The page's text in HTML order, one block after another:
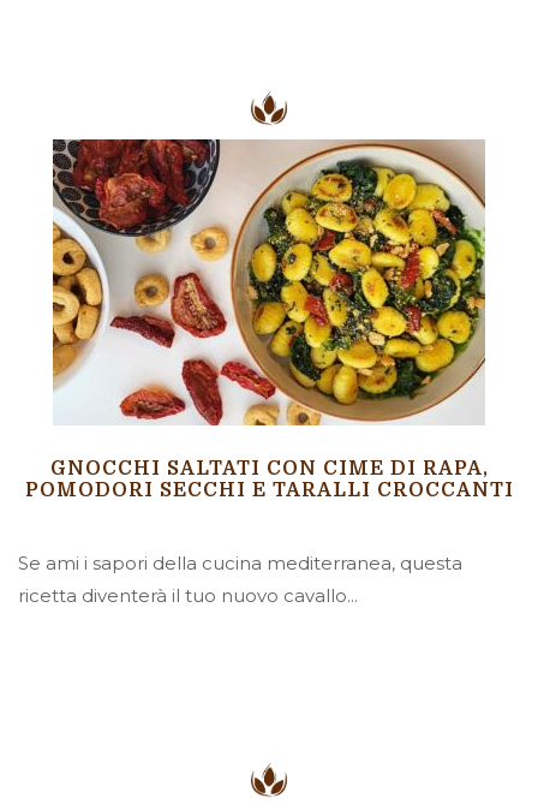
GNOCCHI SALTATI CON CIME DI RAPA,
POMODORI SECCHI E TARALLI CROCCANTI
Se ami i sapori della cucina mediterranea, questa
ricetta diventerà il tuo nuovo cavallo...